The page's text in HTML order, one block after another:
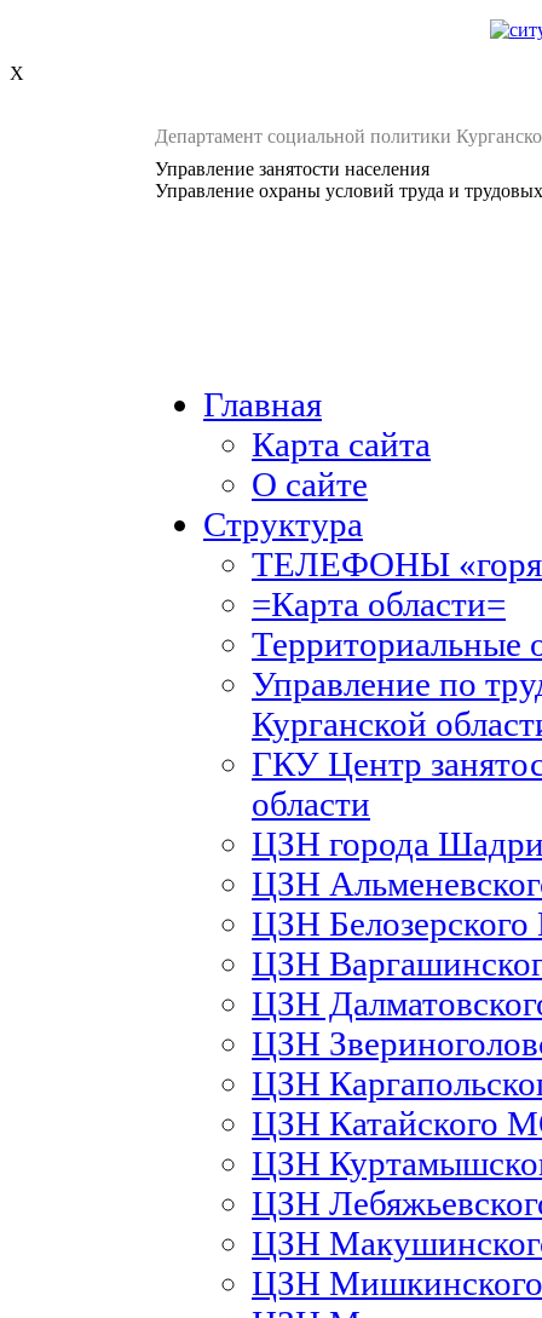
X
Департамент социальной политики
Управление занятости населения
Управление охраны условий труда и
Главная
Карта сайта
О сайте
Структура
ТЕЛЕФОНЫ
=Карта области=
Территориальные
Управление по
Курганской
ГКУ Центр
области
ЦЗН города
ЦЗН
ЦЗН
ЦЗН
ЦЗН
ЦЗН
ЦЗН
ЦЗН Катайского
ЦЗН
ЦЗН
ЦЗН
ЦЗН